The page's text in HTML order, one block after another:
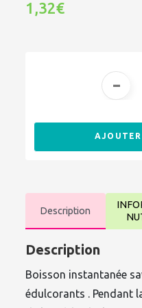
1,32€
Description
Description
Boisson instantanée
édulcorants . Pendant
-